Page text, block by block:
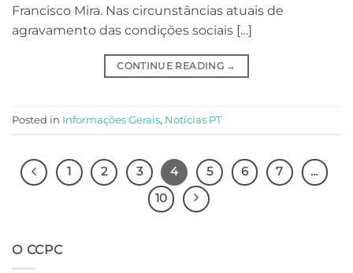
Francisco Mira. Nas circunstâncias atuais de
agravamento das condições sociais […]
CONTINUE READING →
Posted in Informações Gerais, Notícias PT
1 2 3 4 5 6 7
…
10
O CCPC